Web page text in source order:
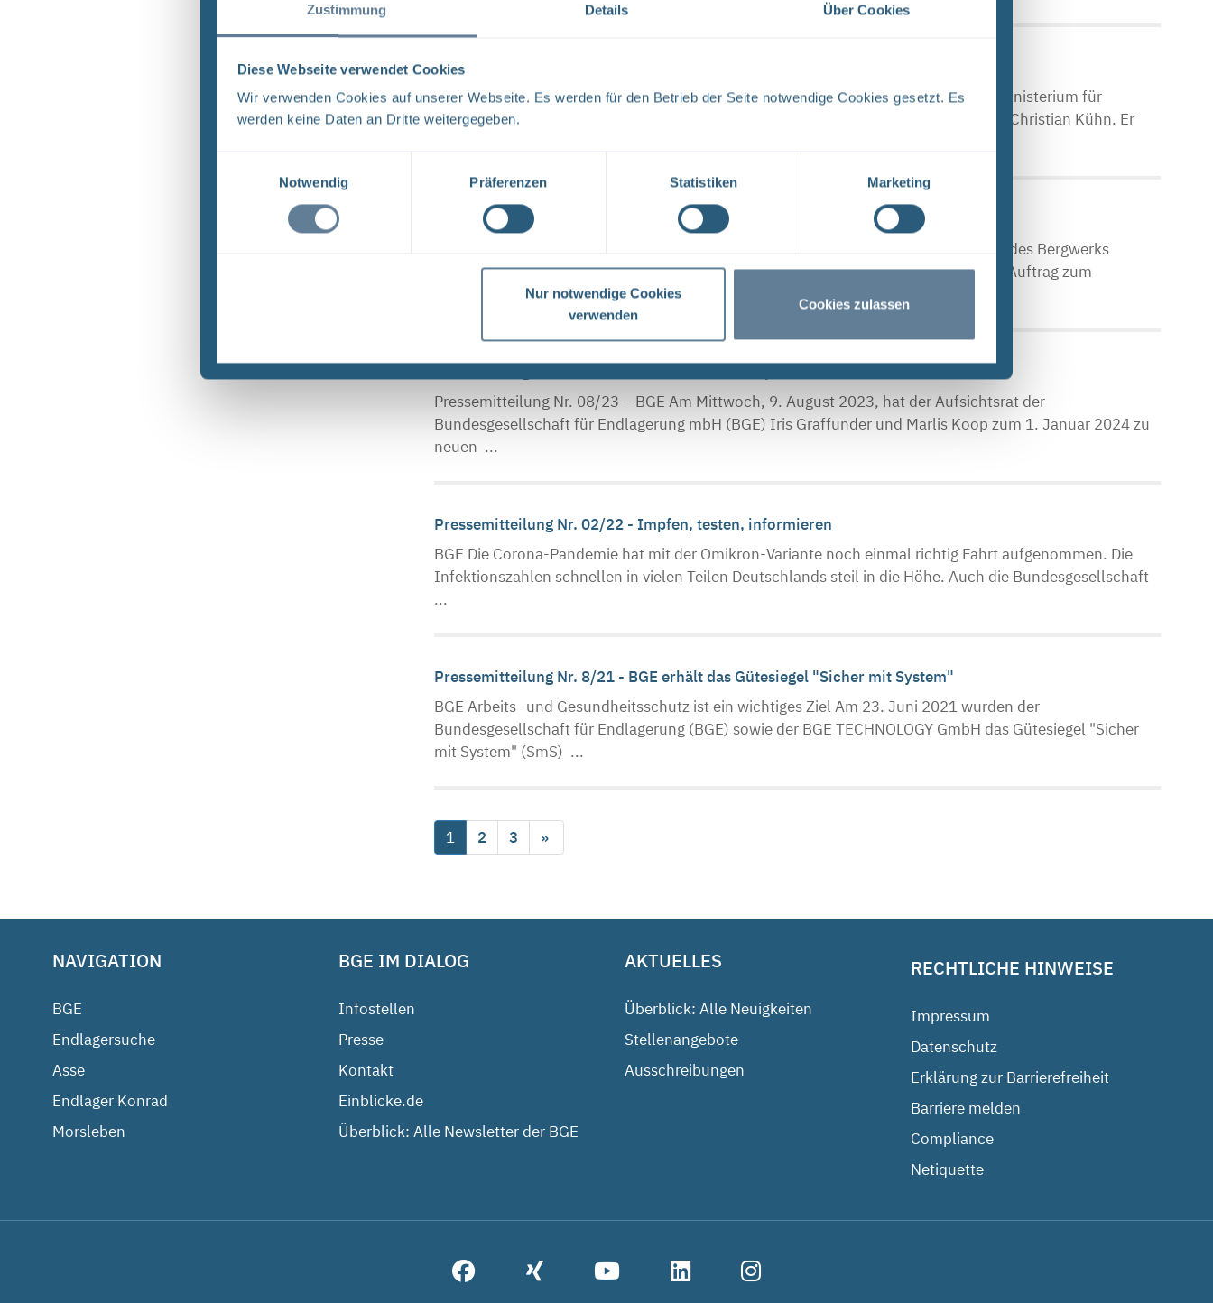
Zustimmung Details Über Cookies
Diese Webseite verwendet Cookies
Wir verwenden Cookies auf unserer Webseite. Es werden für den Betrieb der Seite notwendige Cookies gesetzt. Es
werden keine Daten an Dritte weitergegeben.
Notwendig
Präferenzen Statistiken Marketing
Nur notwendige Cookies
verwenden
Cookies zulassen
Neuer Vorsitzender des Aufsichtsrats
Pressemitteilung Nr. 01/24 – BGE Der Parlamentarische Staatssekretär im Bundesministerium für
Umwelt, Naturschutz, nukleare Sicherheit und Verbraucherschutz (BMUV) folgt auf Christian Kühn. Er
Erster Schritt zur Schließung des Bergwerks Gorleben
Pressemitteilung Nr. 09/23 – Gorleben Der erste wichtige Schritt für die Schließung des Bergwerks
Gorleben ist gemacht. Die Bundesgesellschaft für Endlagerung mbH (BGE) hat den Auftrag zum
Pressemitteilung Nr. 08/23 – BGE Am Mittwoch, 9. August 2023, hat der Aufsichtsrat der
Bundesgesellschaft für Endlagerung mbH (BGE) Iris Graffunder und Marlis Koop zum 1. Januar 2024 zu
neuen ...
Pressemitteilung Nr. 02/22 - Impfen, testen, informieren
BGE Die Corona-Pandemie hat mit der Omikron-Variante noch einmal richtig Fahrt aufgenommen. Die
Infektionszahlen schnellen in vielen Teilen Deutschlands steil in die Höhe. Auch die Bundesgesellschaft
...
Pressemitteilung Nr. 8/21 - BGE erhält das Gütesiegel "Sicher mit System"
BGE Arbeits- und Gesundheitsschutz ist ein wichtiges Ziel Am 23. Juni 2021 wurden der
Bundesgesellschaft für Endlagerung (BGE) sowie der BGE TECHNOLOGY GmbH das Gütesiegel "Sicher
mit System" (SmS) ...
1 2 3 »
NAVIGATION
BGE
Endlagersuche
Asse
Endlager Konrad
Morsleben
BGE IM DIALOG
Infostellen
Presse
Kontakt
Einblicke.de
Überblick: Alle Newsletter der BGE
AKTUELLES
Überblick: Alle Neuigkeiten
Stellenangebote
Ausschreibungen
RECHTLICHE HINWEISE
Impressum
Datenschutz
Erklärung zur Barrierefreiheit
Barriere melden
Compliance
Netiquette